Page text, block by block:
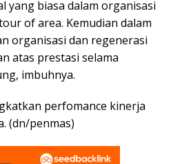
yang biasa dalam organisasi
of area. Kemudian dalam
organisasi dan regenerasi
atas prestasi selama
imbuhnya.
perfomance kinerja
(dn/penmas)